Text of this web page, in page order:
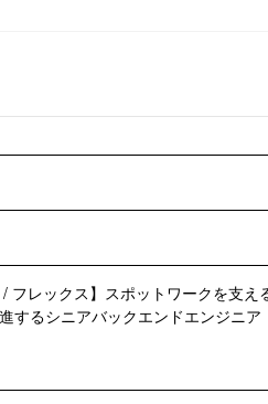
フレックス】スポットワークを支え
するシニアバックエンドエンジニア